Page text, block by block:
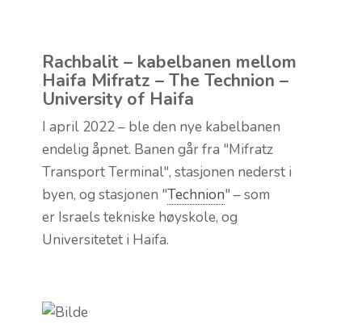
Rachbalit – kabelbanen mellom
Haifa Mifratz – The Technion –
University of Haifa
I april 2022 – ble den nye kabelbanen
endelig åpnet. Banen går fra "Mifratz
Transport Terminal", stasjonen nederst i
byen, og stasjonen "Technion" – som
er Israels tekniske høyskole, og
Universitetet i Haifa.